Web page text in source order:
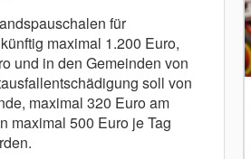
für
maximal 1.200 Euro,
und in den Gemeinden von
soll von
maximal 320 Euro am
maximal 500 Euro je Tag